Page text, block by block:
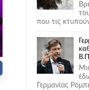
που τις
Γερμανίας